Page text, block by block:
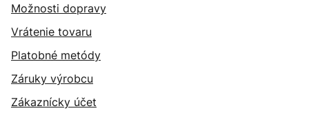
Možnosti dopravy
Vrátenie tovaru
Platobné metódy
Záruky výrobcu
Zákaznícky účet